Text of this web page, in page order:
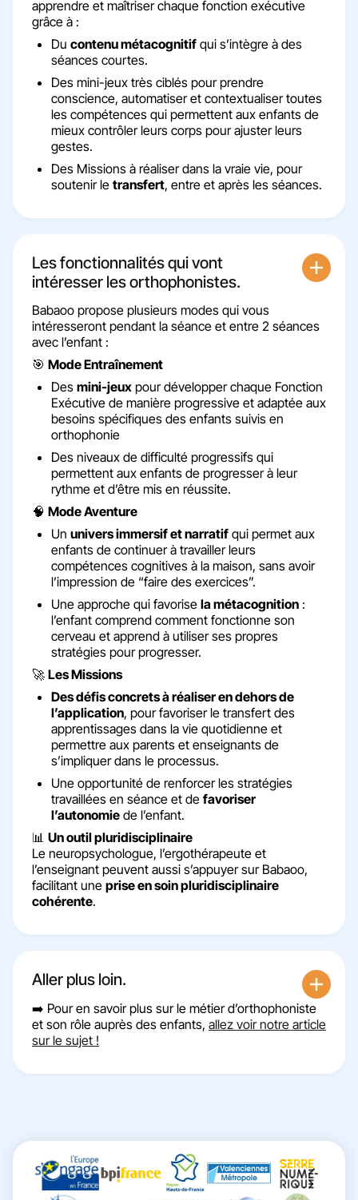
apprendre et maîtriser chaque fonction exécutive
grâce à :
Du contenu métacognitif qui s’intègre à des
séances courtes.
Des mini-jeux très ciblés pour prendre
conscience, automatiser et contextualiser toutes
les compétences qui permettent aux enfants de
mieux contrôler leurs corps pour ajuster leurs
gestes.
Des Missions à réaliser dans la vraie vie, pour
soutenir le transfert, entre et après les séances.
Les fonctionnalités qui vont
intéresser les orthophonistes​.
Babaoo propose plusieurs modes qui vous
intéresseront pendant la séance et entre 2 séances
avec l’enfant :
🎯 Mode Entraînement
Des mini-jeux pour développer chaque Fonction
Exécutive de manière progressive et adaptée aux
besoins spécifiques des enfants suivis en
orthophonie
Des niveaux de difficulté progressifs qui
permettent aux enfants de progresser à leur
rythme et d’être mis en réussite.
🧠 Mode Aventure
Un univers immersif et narratif qui permet aux
enfants de continuer à travailler leurs
compétences cognitives à la maison, sans avoir
l’impression de “faire des exercices”.
Une approche qui favorise la métacognition :
l’enfant comprend comment fonctionne son
cerveau et apprend à utiliser ses propres
stratégies pour progresser.
🚀 Les Missions
Des défis concrets à réaliser en dehors de
l’application, pour favoriser le transfert des
apprentissages dans la vie quotidienne et
permettre aux parents et enseignants de
s’impliquer dans le processus.
Une opportunité de renforcer les stratégies
travaillées en séance et de favoriser
l’autonomie de l’enfant.
📊 Un outil pluridisciplinaire
Le neuropsychologue, l’ergothérapeute et
l’enseignant peuvent aussi s’appuyer sur Babaoo,
facilitant une prise en soin pluridisciplinaire
cohérente.
Aller plus loin.
➡️ Pour en savoir plus sur le métier d’orthophoniste
et son rôle auprès des enfants, allez voir notre article
sur le sujet !